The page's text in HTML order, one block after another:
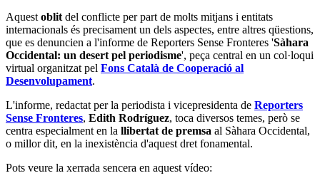
Aquestoblitdel conflicte per part de molts mitjans i entitats
internacionals és precisament un dels aspectes, entre altres qüestions,
que es denuncien a l'informe de Reporters Sense Fronteres 'Sàhara
Occidental: un desert pel periodisme', peça central en un col·loqui
virtual organitzat pel Fons Català de Cooperació al
Desenvolupament.
L'informe, redactat per la periodista i vicepresidenta de Reporters
Sense Fronteres, Edith Rodríguez, toca diversos temes, però se
centra especialment en la llibertat de premsa al Sàhara Occidental,
o millor dit, en la inexistència d'aquest dret fonamental.
Pots veure la xerrada sencera en aquest vídeo: